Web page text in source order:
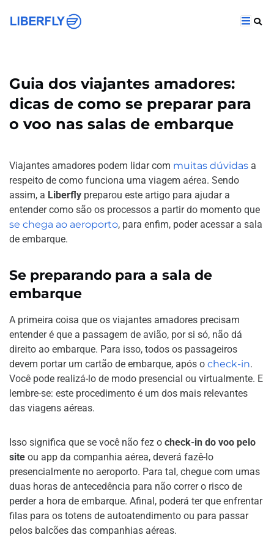
Guia dos viajantes amadores:
dicas de como se preparar para
o voo nas salas de embarque
Viajantes amadores podem lidar com muitas dúvidas a
respeito de como funciona uma viagem aérea. Sendo
assim, a Liberfly preparou este artigo para ajudar a
entender como são os processos a partir do momento que
se chega ao aeroporto, para enfim, poder acessar a sala
de embarque.
Se preparando para a sala de
embarque
A primeira coisa que os viajantes amadores precisam
entender é que a passagem de avião, por si só, não dá
direito ao embarque. Para isso, todos os passageiros
devem portar um cartão de embarque, após o check-in.
Você pode realizá-lo de modo presencial ou virtualmente. E
lembre-se: este procedimento é um dos mais relevantes
das viagens aéreas.
Isso significa que se você não fez o check-in do voo pelo
site ou app da companhia aérea, deverá fazê-lo
presencialmente no aeroporto. Para tal, chegue com umas
duas horas de antecedência para não correr o risco de
perder a hora de embarque. Afinal, poderá ter que enfrentar
filas para os totens de autoatendimento ou para passar
pelos balcões das companhias aéreas.